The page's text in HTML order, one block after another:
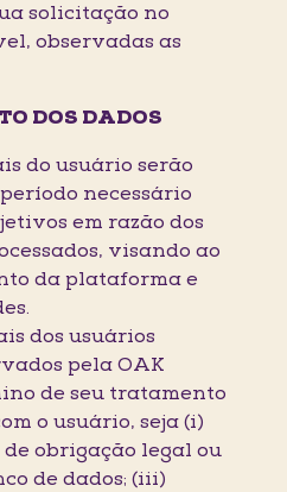
solicitação no
observadas as
DOS DADOS
do usuário serão
necessário
em razão dos
visando ao
da plataforma e
dos usuários
pela OAK
de seu tratamento
o usuário, seja (i)
obrigação legal ou
de dados; (iii)